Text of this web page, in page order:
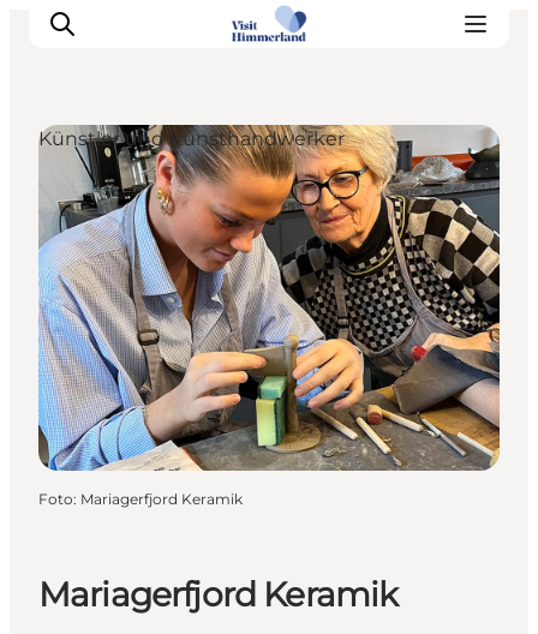
Erlebnisse
Natur
Städte und Orte
Das passiert
Reiseplanung
Praktische Informationen
Mariagerfjord Keramik
Künstler und Kunsthandwerker
Foto: Mariagerfjord Keramik